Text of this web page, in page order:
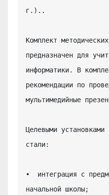
г.)..
Комплект
предназначен для
информатики. В
рекомендации по
мультимедийные
Целевыми установками
стали:
•  интеграция с
начальной школы;